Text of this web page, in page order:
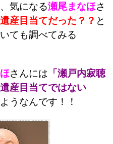
気になる瀬尾まなほさ
産目当てだった？？ と
ても調べてみる
さんには 「瀬戸内寂聴
産目当てではない
うなんです！！